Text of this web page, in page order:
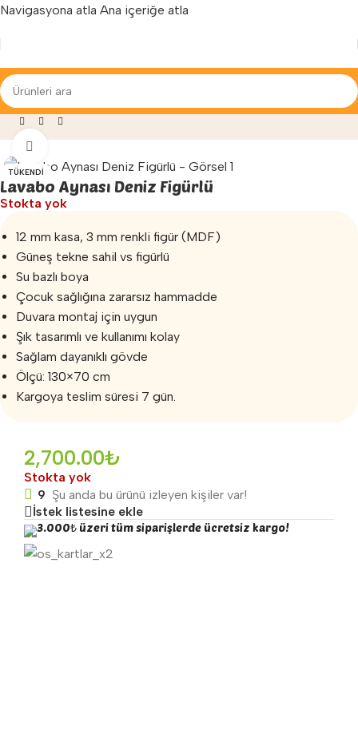
Navigasyona atla Ana içeriğe atla
» Banyo Duvar Aynası
TÜKENDI
Lavabo Aynası Deniz Figürlü
Stokta yok
12 mm kasa, 3 mm renkli figür (MDF)
Güneş tekne sahil vs figürlü
Su bazlı boya
Çocuk sağlığına zararsız hammadde
Duvara montaj için uygun
Şık tasarımlı ve kullanımı kolay
Sağlam dayanıklı gövde
Ölçü: 130×70 cm
Kargoya teslim süresi 7 gün.
2,700.00₺
Stokta yok
9 Şu anda bu ürünü izleyen kişiler var!
İstek listesine ekle
3.000₺ üzeri tüm siparişlerde ücretsiz kargo!